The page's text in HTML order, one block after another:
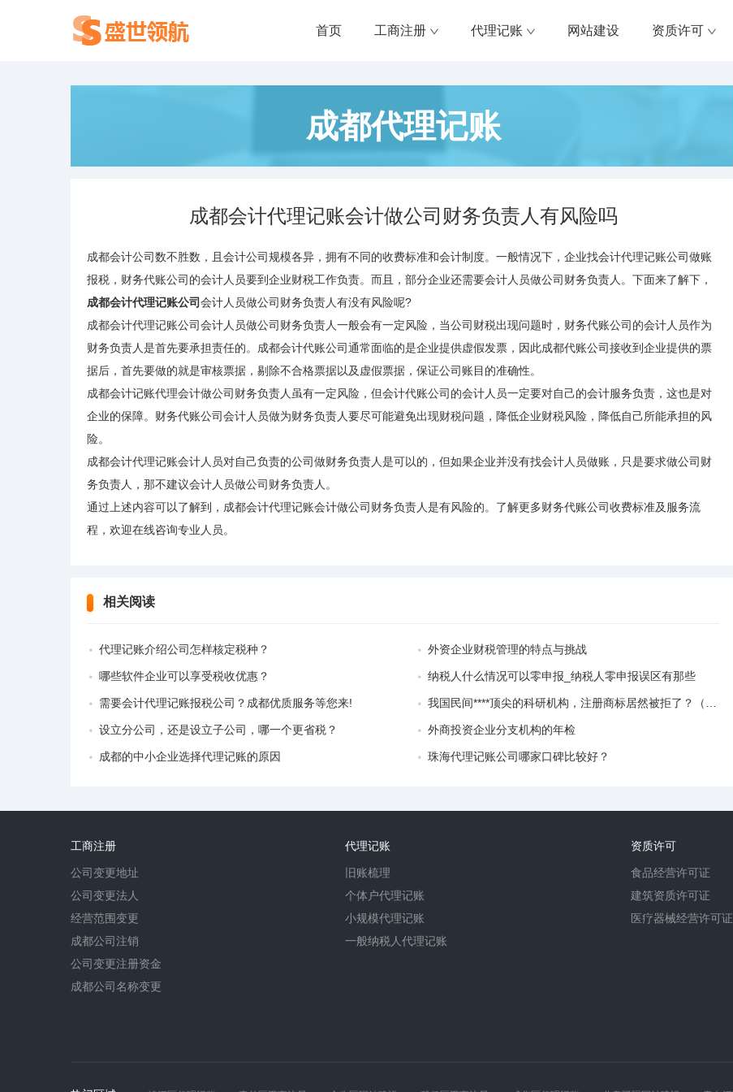
首页 工商注册 代理记账 网站建设 资质许可
成都代理记账
成都会计代理记账会计做公司财务负责人有风险吗
成都会计公司数不胜数，且会计公司规模各异，拥有不同的收费标准和会计制度。一般情况下，企业找会计代理记账公司做账
报税，财务代账公司的会计人员要到企业财税工作负责。而且，部分企业还需要会计人员做公司财务负责人。下面来了解下，
成都会计代理记账公司会计人员做公司财务负责人有没有风险呢?
成都会计代理记账公司会计人员做公司财务负责人一般会有一定风险，当公司财税出现问题时，财务代账公司的会计人员作为
财务负责人是首先要承担责任的。成都会计代账公司通常面临的是企业提供虚假发票，因此成都代账公司接收到企业提供的票
据后，首先要做的就是审核票据，剔除不合格票据以及虚假票据，保证公司账目的准确性。
成都会计记账代理会计做公司财务负责人虽有一定风险，但会计代账公司的会计人员一定要对自己的会计服务负责，这也是对
企业的保障。财务代账公司会计人员做为财务负责人要尽可能避免出现财税问题，降低企业财税风险，降低自己所能承担的风
险。
成都会计代理记账会计人员对自己负责的公司做财务负责人是可以的，但如果企业并没有找会计人员做账，只是要求做公司财
务负责人，那不建议会计人员做公司财务负责人。
通过上述内容可以了解到，成都会计代理记账会计做公司财务负责人是有风险的。了解更多财务代账公司收费标准及服务流
程，欢迎在线咨询专业人员。
相关阅读
代理记账介绍公司怎样核定税种？ 外资企业财税管理的特点与挑战
哪些软件企业可以享受税收优惠？ 纳税人什么情况可以零申报_纳税人零申报误区有那些
需要会计代理记账报税公司？成都优质服务等您来! 我国民间****顶尖的科研机构，注册商标居然被拒了？（代理记账如何做抖音）
设立分公司，还是设立子公司，哪一个更省税？ 外商投资企业分支机构的年检
成都的中小企业选择代理记账的原因 珠海代理记账公司哪家口碑比较好？
工商注册
公司变更地址
公司变更法人
经营范围变更
成都公司注销
公司变更注册资金
成都公司名称变更
代理记账
旧账梳理
个体户代理记账
小规模代理记账
一般纳税人代理记账
资质许可
食品经营许可证
建筑资质许可证
医疗器械经营许可证